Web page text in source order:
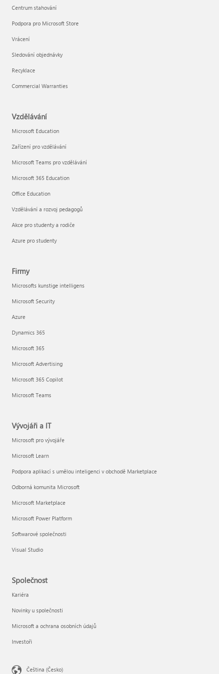
Centrum stahování
Podpora pro Microsoft Store
Vrácení
Sledování objednávky
Recyklace
Commercial Warranties
Vzdělávání
Microsoft Education
Zařízení pro vzdělávání
Microsoft Teams pro vzdělávání
Microsoft 365 Education
Office Education
Vzdělávání a rozvoj pedagogů
Akce pro studenty a rodiče
Azure pro studenty
Firmy
Microsofts kunstige intelligens
Microsoft Security
Azure
Dynamics 365
Microsoft 365
Microsoft Advertising
Microsoft 365 Copilot
Microsoft Teams
Vývojáři a IT
Microsoft pro vývojáře
Microsoft Learn
Podpora aplikací s umělou inteligenci v obchodě Marketplace
Odborná komunita Microsoft
Microsoft Marketplace
Microsoft Power Platform
Softwarové společnosti
Visual Studio
Společnost
Kariéra
Novinky u společnosti
Microsoft a ochrana osobních údajů
Investoři
Čeština (Česko)